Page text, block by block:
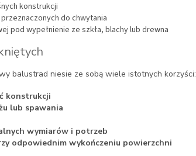
konstrukcji
do chwytania
pod wypełnienie ze szkła, blachy lub drewna
balustrad niesie ze sobą wiele istotnych korzyści:
konstrukcji
lub spawania
wymiarów i potrzeb
odpowiednim wykończeniu powierzchni